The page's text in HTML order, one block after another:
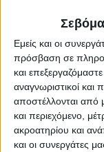
Εμείς και οι
πρόσβαση σε
και
αναγνωριστικοί
αποστέλλονται από
και περιεχόμενο,
ακροατηρίου και
και οι συνεργάτες